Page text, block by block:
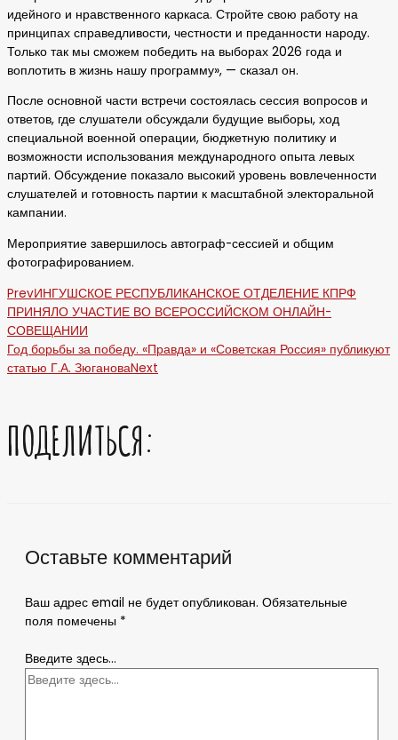
идейного и нравственного каркаса. Стройте свою работу на
принципах справедливости, честности и преданности народу.
Только так мы сможем победить на выборах 2026 года и
воплотить в жизнь нашу программу», — сказал он.
После основной части встречи состоялась сессия вопросов и
ответов, где слушатели обсуждали будущие выборы, ход
специальной военной операции, бюджетную политику и
возможности использования международного опыта левых
партий. Обсуждение показало высокий уровень вовлеченности
слушателей и готовность партии к масштабной электоральной
кампании.
Мероприятие завершилось автограф-сессией и общим
фотографированием.
PrevИНГУШСКОЕ РЕСПУБЛИКАНСКОЕ ОТДЕЛЕНИЕ КПРФ
ПРИНЯЛО УЧАСТИЕ ВО ВСЕРОССИЙСКОМ ОНЛАЙН-
СОВЕЩАНИИ
Год борьбы за победу. «Правда» и «Советская Россия» публикуют
статью Г.А. ЗюгановаNext
ПОДЕЛИТЬСЯ:
Оставьте комментарий
Ваш адрес email не будет опубликован. Обязательные
поля помечены *
Введите здесь...